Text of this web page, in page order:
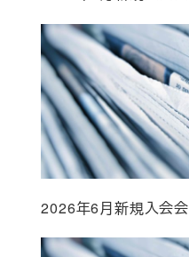
2026年6月新規入会